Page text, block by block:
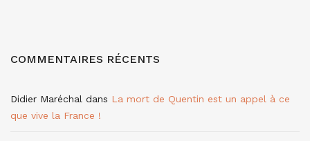
COMMENTAIRES RÉCENTS
Didier Maréchal dans La mort de Quentin est un appel à ce
que vive la France !